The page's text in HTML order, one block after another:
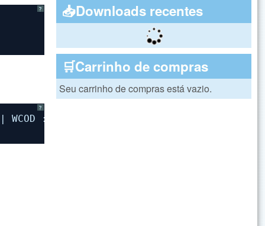
?
?
:= STRZERO(WCOD,6), .T.} )
📥Downloads recentes
🛒Carrinho de compras
Seu carrinho de compras está vazio.